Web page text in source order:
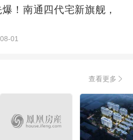
！南通四代宅新旗舰，
01
查看更多